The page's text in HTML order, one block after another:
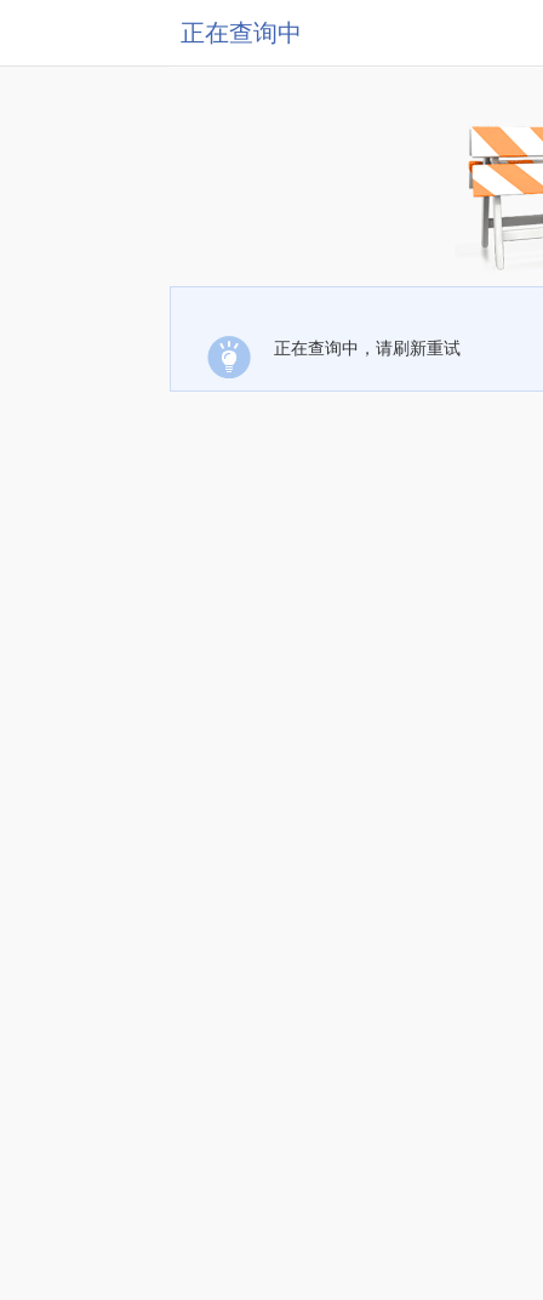
正在查询中
正在查询中，请刷新重试